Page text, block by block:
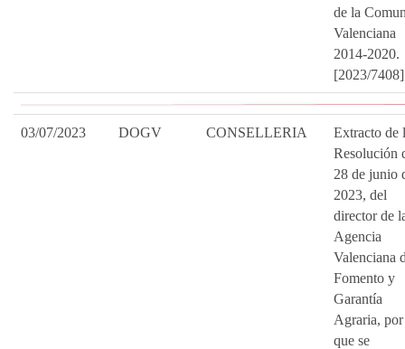
de la
Valenciana
2014-2020.
[2023/7408]
03/07/2023 DOGV CONSELLERIA
Extracto de
Resolución
28 de junio
2023, del
director de
Agencia
Valenciana
Fomento y
Garantía
Agraria,
que se